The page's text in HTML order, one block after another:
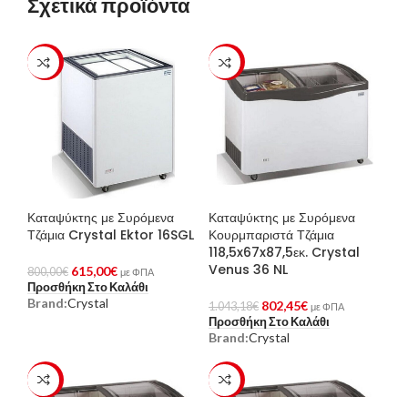
Σχετικά προϊόντα
-23%
Καταψύκτης με Συρόμενα
Τζάμια Crystal Ektor 16SGL
800,00€ 615,00€ με ΦΠΑ
Προσθήκη Στο Καλάθι
Brand:Crystal
-23%
Καταψύκτης με Συρόμενα
Κουρμπαριστά Τζάμια
118,5x67x87,5εκ. Crystal
Venus 36 NL
1.043,18€ 802,45€ με ΦΠΑ
Προσθήκη Στο Καλάθι
Brand:Crystal
-23% -23%